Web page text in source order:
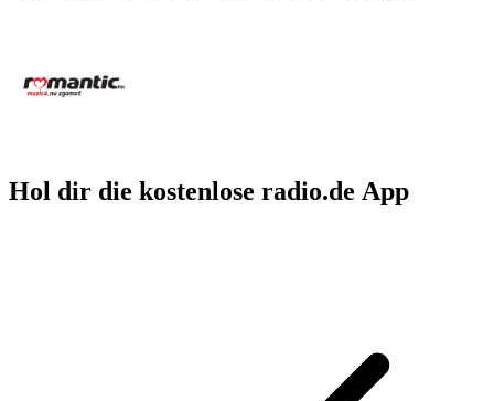
Hol dir die kostenlose radio.de App